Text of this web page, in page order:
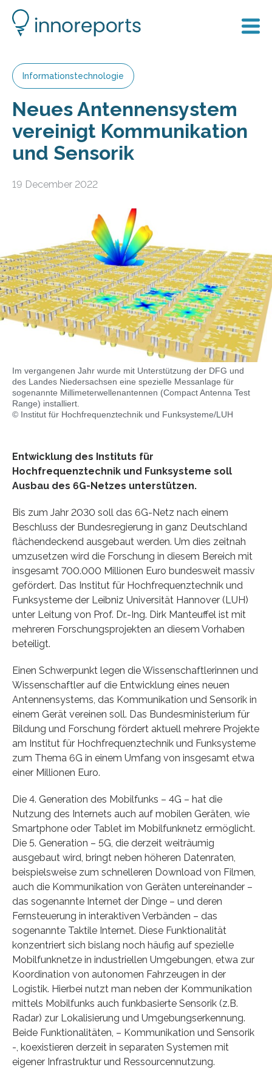
Informationstechnologie
Neues Antennensystem
vereinigt Kommunikation
und Sensorik
19 December 2022
Im vergangenen Jahr wurde mit Unterstützung der DFG und
des Landes Niedersachsen eine spezielle Messanlage für
sogenannte Millimeterwellenantennen (Compact Antenna Test
Range) installiert.
© Institut für Hochfrequenztechnik und Funksysteme/LUH
Entwicklung des Instituts für
Hochfrequenztechnik und Funksysteme soll
Ausbau des 6G-Netzes unterstützen.
Bis zum Jahr 2030 soll das 6G-Netz nach einem
Beschluss der Bundesregierung in ganz Deutschland
flächendeckend ausgebaut werden. Um dies zeitnah
umzusetzen wird die Forschung in diesem Bereich mit
insgesamt 700.000 Millionen Euro bundesweit massiv
gefördert. Das Institut für Hochfrequenztechnik und
Funksysteme der Leibniz Universität Hannover (LUH)
unter Leitung von Prof. Dr.-Ing. Dirk Manteuffel ist mit
mehreren Forschungsprojekten an diesem Vorhaben
beteiligt.
Einen Schwerpunkt legen die Wissenschaftlerinnen und
Wissenschaftler auf die Entwicklung eines neuen
Antennensystems, das Kommunikation und Sensorik in
einem Gerät vereinen soll. Das Bundesministerium für
Bildung und Forschung fördert aktuell mehrere Projekte
am Institut für Hochfrequenztechnik und Funksysteme
zum Thema 6G in einem Umfang von insgesamt etwa
einer Millionen Euro.
Die 4. Generation des Mobilfunks – 4G – hat die
Nutzung des Internets auch auf mobilen Geräten, wie
Smartphone oder Tablet im Mobilfunknetz ermöglicht.
Die 5. Generation – 5G, die derzeit weiträumig
ausgebaut wird, bringt neben höheren Datenraten,
beispielsweise zum schnelleren Download von Filmen,
auch die Kommunikation von Geräten untereinander –
das sogenannte Internet der Dinge – und deren
Fernsteuerung in interaktiven Verbänden – das
sogenannte Taktile Internet. Diese Funktionalität
konzentriert sich bislang noch häufig auf spezielle
Mobilfunknetze in industriellen Umgebungen, etwa zur
Koordination von autonomen Fahrzeugen in der
Logistik. Hierbei nutzt man neben der Kommunikation
mittels Mobilfunks auch funkbasierte Sensorik (z.B.
Radar) zur Lokalisierung und Umgebungserkennung.
Beide Funktionalitäten, – Kommunikation und Sensorik
-, koexistieren derzeit in separaten Systemen mit
eigener Infrastruktur und Ressourcennutzung.